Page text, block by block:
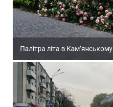
Палітра літа в Кам’янському